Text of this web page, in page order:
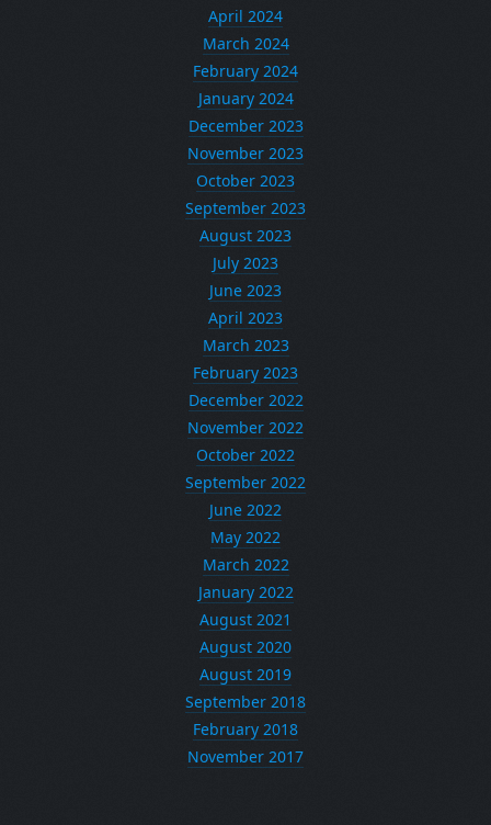
April 2024
March 2024
February 2024
January 2024
December 2023
November 2023
October 2023
September 2023
August 2023
July 2023
June 2023
April 2023
March 2023
February 2023
December 2022
November 2022
October 2022
September 2022
June 2022
May 2022
March 2022
January 2022
August 2021
August 2020
August 2019
September 2018
February 2018
November 2017